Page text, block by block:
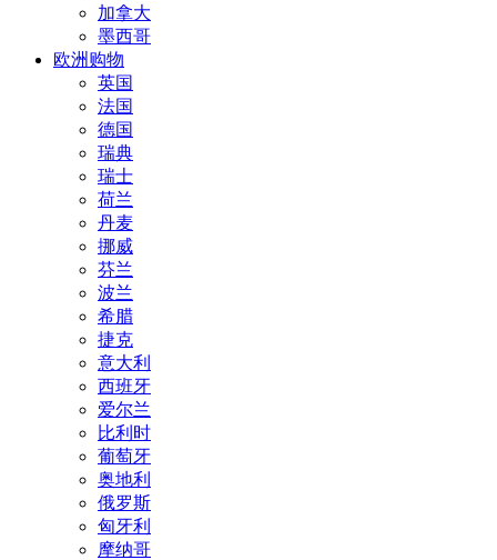
加拿大
墨西哥
欧洲购物
英国
法国
德国
瑞典
瑞士
荷兰
丹麦
挪威
芬兰
波兰
希腊
捷克
意大利
西班牙
爱尔兰
比利时
葡萄牙
奥地利
俄罗斯
匈牙利
摩纳哥